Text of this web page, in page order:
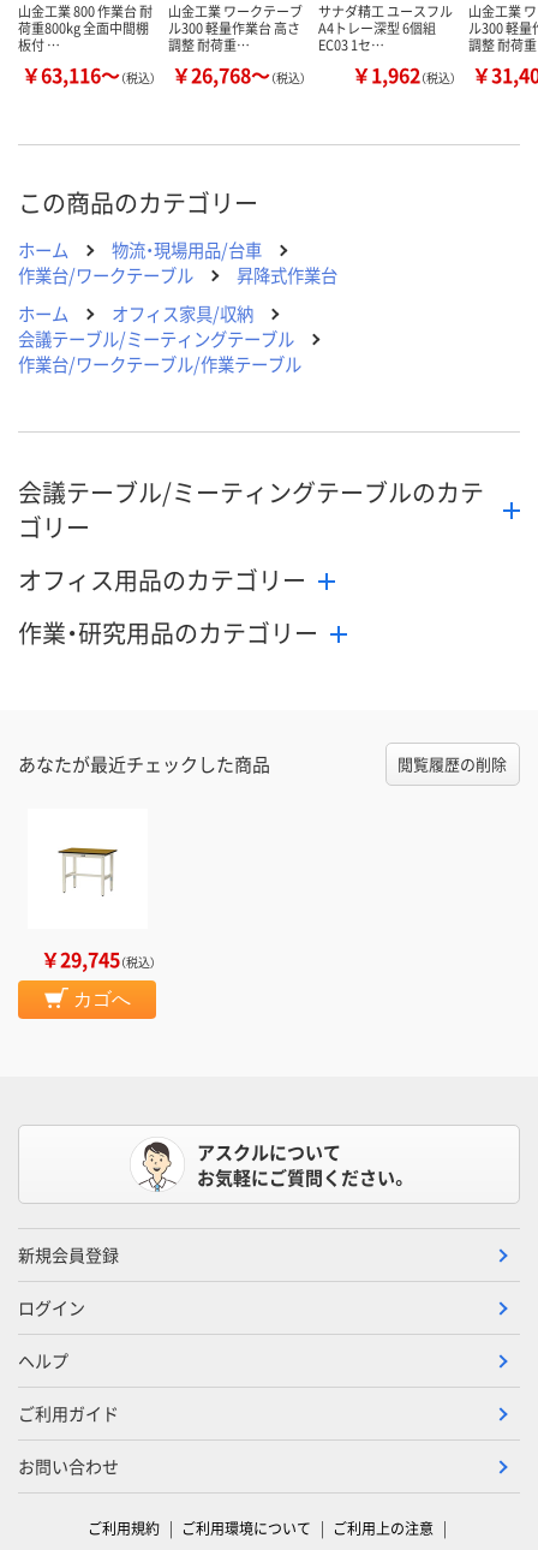
山金工業 800 作業台 耐
荷重800kg 全面中間棚
板付 …
￥63,116～（税込）
山金工業 ワークテーブ
ル300 軽量作業台 高さ
調整 耐荷重…
￥26,768～（税込）
サナダ精工 ユースフル
A4トレー深型 6個組
EC03 1セ…
￥1,962（税込）
山金工業
ル300 軽量
調整 耐荷
￥
この商品のカテゴリー
ホーム
物流・現場用品/台車
作業台/ワークテーブル
昇降式作業台
ホーム
オフィス家具/収納
会議テーブル/ミーティングテーブル
作業台/ワークテーブル/作業テーブル
会議テーブル/ミーティングテーブルのカテ
ゴリー
オフィス用品のカテゴリー
作業・研究用品のカテゴリー
あなたが最近チェックした商品 閲覧履歴の削除
￥29,745（税込）
カゴへ
アスクルについて
お気軽にご質問ください。
新規会員登録
ログイン
ヘルプ
ご利用ガイド
お問い合わせ
ご利用規約 ご利用環境について ご利用上の注意